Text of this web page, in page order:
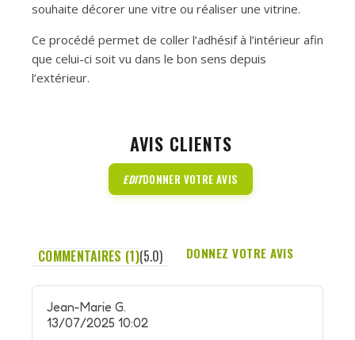
souhaite décorer une vitre ou réaliser une vitrine.
Ce procédé permet de coller l’adhésif à l’intérieur afin
que celui-ci soit vu dans le bon sens depuis
l’extérieur.
AVIS CLIENTS
EDITDONNER VOTRE AVIS
COMMENTAIRES (1)(5.0) DONNEZ VOTRE AVIS
Jean-Marie G.
13/07/2025 10:02